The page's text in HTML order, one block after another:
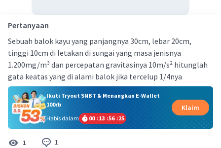
Pertanyaan
Sebuah balok kayu yang panjangnya 30cm, lebar 20cm,
tinggi 10cm di letakan di sungai yang masa jenisnya
1.200mg/m³ dan percepatan gravitasinya 10m/s² hitunglah
gata keatas yang di alami balok jika tercelup 1/4nya
Ikuti Tryout SNBT & Menangkan E-Wallet
100rb
Habis dalam
00 :13 :56 :24
Klaim
1 1